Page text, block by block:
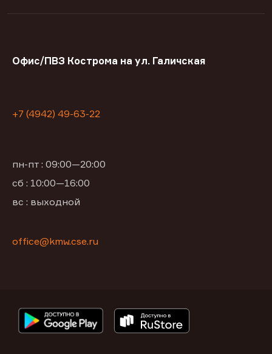
Офис/ПВЗ Кострома на ул. Галичская
+7 (4942) 49-63-22
пн-пт : 09:00—20:00
сб : 10:00—16:00
вс : выходной
office@kmw.cse.ru